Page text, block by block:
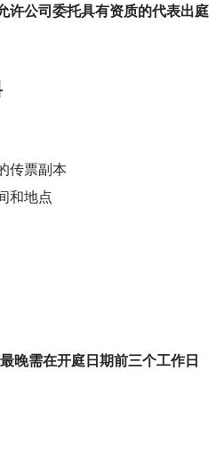
许公司委托具有资质的代表出庭
传票副本
和地点
晚需在开庭日期前三个工作日